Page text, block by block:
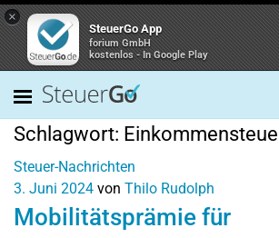
×
SteuerGo App
forium GmbH
kostenlos - In Google Play
Schlagwort:
Steuer-Nachrichten
3. Juni 2024 von Thilo Rudolph
Mobilitätsprämie für